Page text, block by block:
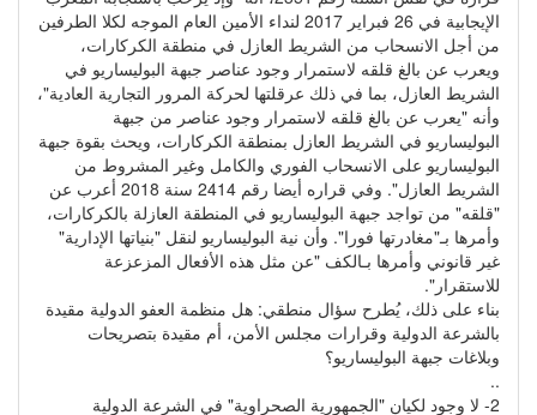
الإيجابية في 26 فبراير 2017 لنداء الأمين العام الموجه لكلا الطرفين
من أجل الانسحاب من الشريط العازل في منطقة الكركارات،
ويعرب عن بالغ قلقه لاستمرار وجود عناصر جبهة البوليساريو في
الشريط العازل، بما في ذلك عرقلتها لحركة المرور التجارية العادية"،
وأنه "يعرب عن بالغ قلقه لاستمرار وجود عناصر من جبهة
البوليساريو في الشريط العازل بمنطقة الكركارات، ويحث بقوة جبهة
البوليساريو على الانسحاب الفوري والكامل وغير المشروط من
الشريط العازل". وفي قراره أيضا رقم 2414 سنة 2018 أعرب عن
"قلقه" من تواجد جبهة البوليساريو في المنطقة العازلة بالكركارات،
وأمرها بـ"مغادرتها فورا". وأن نية البوليساريو لنقل "بنياتها الإدارية"
غير قانوني وأمرها بـالكف "عن مثل هذه الأفعال المزعزعة
للاستقرار".
بناء على ذلك، يُطرح سؤال منطقي: هل منظمة العفو الدولية مقيدة
بالشرعة الدولية وقرارات مجلس الأمن، أم مقيدة بتصريحات
وبلاغات جبهة البوليساريو؟